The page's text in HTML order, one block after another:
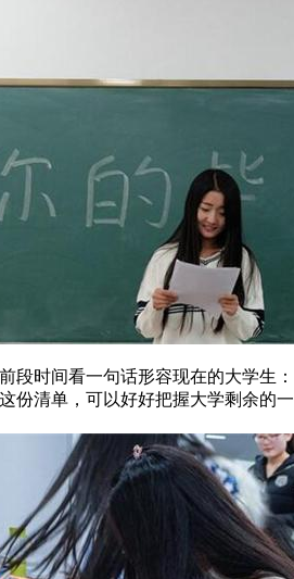
段时间看一句话形容现在的大学生
份清单，可以好好把握大学剩余的